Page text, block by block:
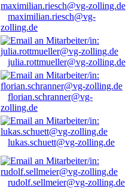
maximilian.riesch@vg-
zolling.de
julia.rottmueller@vg-zolling.de
florian.schranner@vg-
zolling.de
lukas.schuett@vg-zolling.de
rudolf.sellmeier@vg-zolling.de